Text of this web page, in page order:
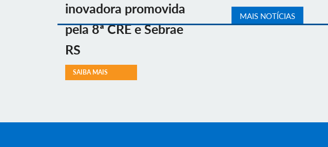
inovadora promovida
pela 8ª CRE e Sebrae
RS
SAIBA MAIS
MAIS NOTÍCIAS